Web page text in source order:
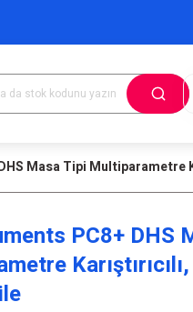
Masa Tipi Multiparametre
PC8+ DHS